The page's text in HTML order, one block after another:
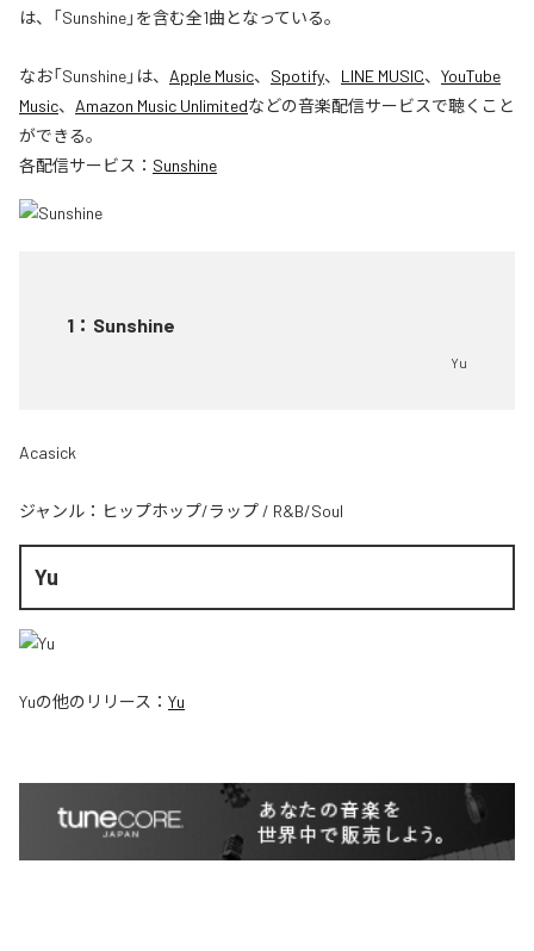
は、「Sunshine」を含む全1曲となっている。
なお「Sunshine」は、 Apple Music、 Spotify、 LINE MUSIC、 YouTube
Music、 Amazon Music Unlimitedなどの音楽配信サービスで聴くこと
ができる。
各配信サービス： Sunshine
1 ： Sunshine
Yu
Acasick
ジャンル： ヒップホップ/ラップ / R&B/Soul
Yu
Yuの他のリリース： Yu